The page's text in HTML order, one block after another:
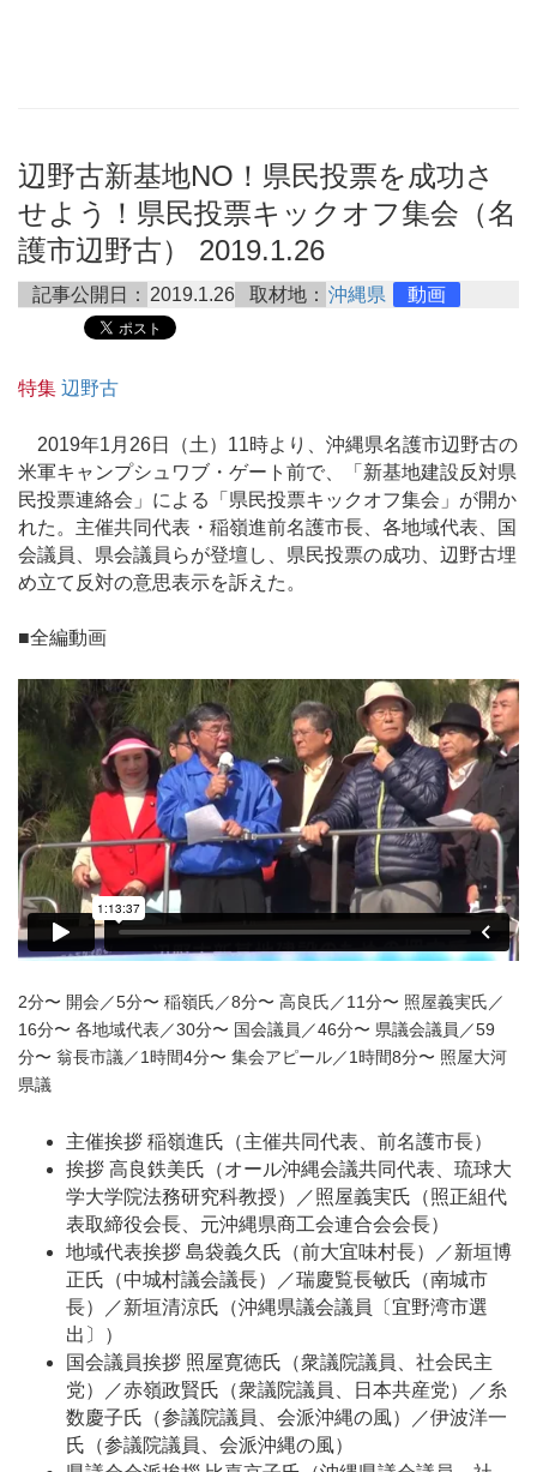
辺野古新基地NO！県民投票を成功さ
せよう！県民投票キックオフ集会（名
護市辺野古） 2019.1.26
記事公開日： 2019.1.26 取材地： 沖縄県 動画
特集 辺野古
2019年1月26日（土）11時より、沖縄県名護市辺野古の
米軍キャンプシュワブ・ゲート前で、「新基地建設反対県
民投票連絡会」による「県民投票キックオフ集会」が開か
れた。主催共同代表・稲嶺進前名護市長、各地域代表、国
会議員、県会議員らが登壇し、県民投票の成功、辺野古埋
め立て反対の意思表示を訴えた。
■全編動画
2分〜 開会／5分〜 稲嶺氏／8分〜 高良氏／11分〜 照屋義実氏／
16分〜 各地域代表／30分〜 国会議員／46分〜 県議会議員／59
分〜 翁長市議／1時間4分〜 集会アピール／1時間8分〜 照屋大河
県議
主催挨拶 稲嶺進氏（主催共同代表、前名護市長）
挨拶 高良鉄美氏（オール沖縄会議共同代表、琉球大
学大学院法務研究科教授）／照屋義実氏（照正組代
表取締役会長、元沖縄県商工会連合会会長）
地域代表挨拶 島袋義久氏（前大宜味村長）／新垣博
正氏（中城村議会議長）／瑞慶覧長敏氏（南城市
長）／新垣清涼氏（沖縄県議会議員〔宜野湾市選
出〕）
国会議員挨拶 照屋寛徳氏（衆議院議員、社会民主
党）／赤嶺政賢氏（衆議院議員、日本共産党）／糸
数慶子氏（参議院議員、会派沖縄の風）／伊波洋一
氏（参議院議員、会派沖縄の風）